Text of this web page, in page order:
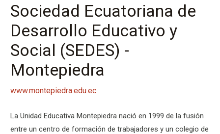
Sociedad Ecuatoriana de
Desarrollo Educativo y
Social (SEDES) -
Montepiedra
www.montepiedra.edu.ec
La Unidad Educativa Montepiedra nació en 1999 de la fusión
entre un centro de formación de trabajadores y un colegio de